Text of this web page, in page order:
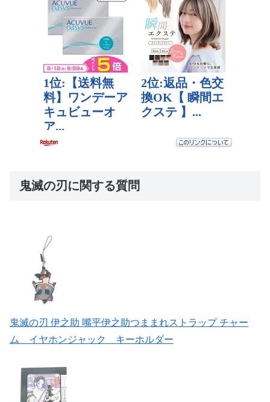
鬼滅の刃に関する質問
鬼滅の刃 伊之助 嘴平伊之助つままれストラップ チャー
ム イヤホンジャック キーホルダー